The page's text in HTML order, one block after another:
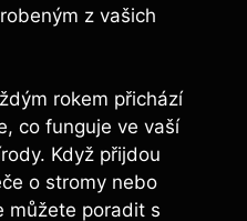
z vašich
rokem přichází
co funguje ve vaší
Když přijdou
o stromy nebo
můžete poradit s